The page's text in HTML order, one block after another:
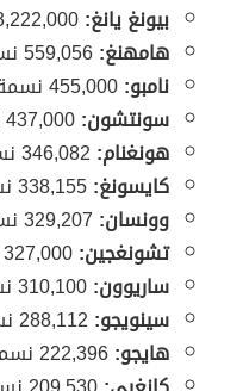
بيونغ يانغ:
هامهنغ:
نامبو:
سونتشون:
هونغنام: 346,082 نسمة.
كايسونغ:
وونسان:
تشونغجين:
ساريوون:
سينويجو:
هايجو:222,396 نسمة.